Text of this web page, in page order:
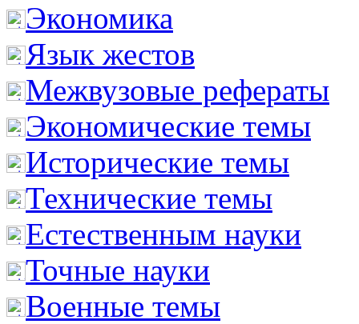
Экономика
Язык жестов
Межвузовые рефераты
Экономические темы
Исторические темы
Технические темы
Естественным науки
Точные науки
Военные темы